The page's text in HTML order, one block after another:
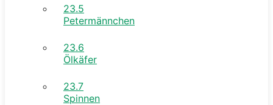
23.5
Petermännchen
23.6
Ölkäfer
23.7
Spinnen